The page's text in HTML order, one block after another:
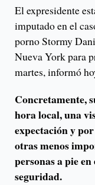
El expresidente
imputado en el
porno Stormy
Nueva York para
martes, informó
Concretamente,
hora local, una
expectación y
otras menos
personas a pie
seguridad.